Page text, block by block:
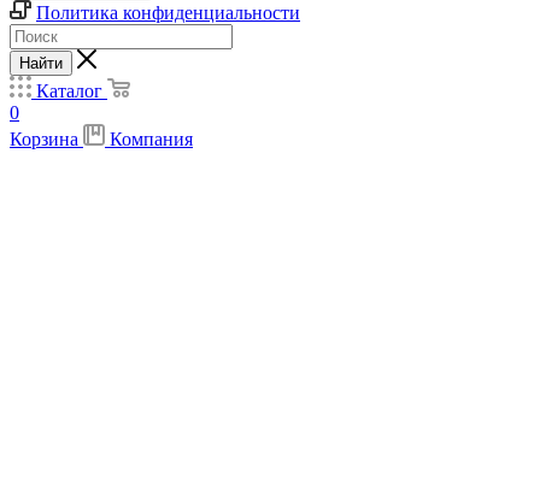
Политика конфиденциальности
Найти
Каталог
0
Корзина
Компания